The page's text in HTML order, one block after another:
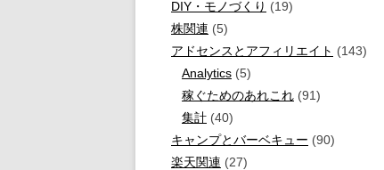
DIY・モノづくり (19)
株関連 (5)
アドセンスとアフィリエイト (143)
Analytics (5)
稼ぐためのあれこれ (91)
集計 (40)
キャンプとバーベキュー (90)
楽天関連 (27)